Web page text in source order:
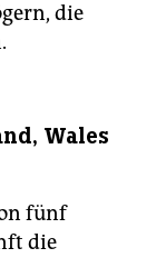
die
Wales
fünf
die